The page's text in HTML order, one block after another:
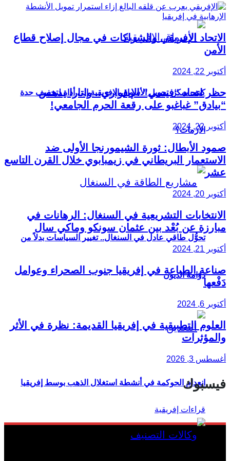
كيف يمكن تحويل الأسواق الإفريقية إلى أداة لتخفيف حدة
الأزمات؟
تحوُّل طاقي عادل في السنغال.. تغيير السياسات بدلاً من
دوّامة الديون
انعدام الحوكمة في أنشطة استغلال الذهب بوسط إفريقيا
الاتحاد الإفريقي والشراكات في مجال إصلاح قطاع
الأمن
أكتوبر 22, 2024
حظر اتحاد “فيسي” الإيفواري.. واتارا يدهس
“بيادق” غباغبو على رقعة الحرم الجامعي!
أكتوبر 22, 2024
صمود الأبطال: ثورة الشيمورنجا الأولى ضد
الاستعمار البريطاني في زيمبابوي خلال القرن التاسع
عشر
أكتوبر 20, 2024
الانتخابات التشريعية في السنغال: الرهانات في
مبارزة عن بُعْد بين عثمان سونكو وماكي سال
أكتوبر 21, 2024
صناعة الطباعة في إفريقيا جنوب الصحراء وعوامل
دَفْعها
أكتوبر 6, 2024
العلوم التطبيقية في إفريقيا القديمة: نظرة في الأثر
والمؤثرات
أغسطس 3, 2026
فيسبوك